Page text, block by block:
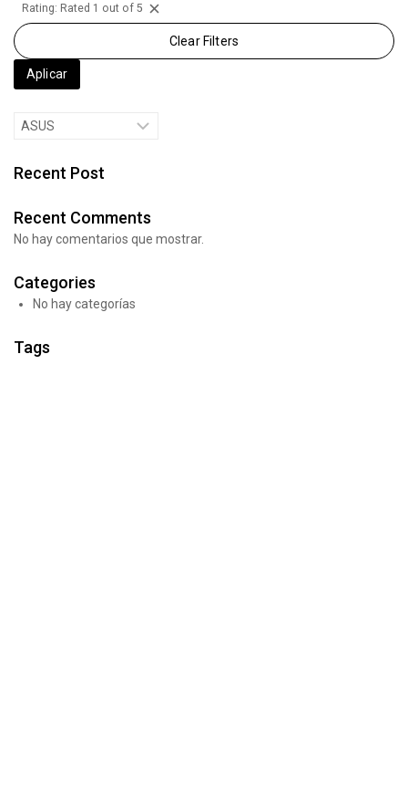
Rating: Rated 1 out of 5
Remove
Filter:
1
Clear Filters
Aplicar
Brands
Recent Post
Recent Comments
No hay comentarios que mostrar.
Categories
No hay categorías
Tags